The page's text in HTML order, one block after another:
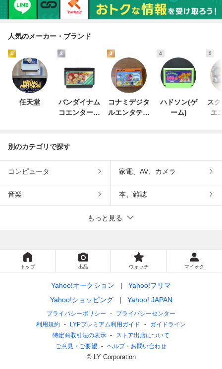
人気のメーカー・ブランド
1
任天堂
2
バンダイナム
コエンターテ
3
コナミデジタ
ルエンタテイ
4
ハドソン(ゲ
ーム)
5
ス
エ
別のカテゴリで探す
コンピュータ 家電、AV、カメラ
音楽 本、雑誌
もっと見る
トップ 出品 ウォッチ マイオク
Yahoo!オークション
Yahoo!フリマ
Yahoo!ショッピング
Yahoo! JAPAN
プライバシーポリシー
プライバシーセンター
利用規約
LYPプレミアム利用ガイド
ガイドライン
特定商取引法の表示
ストア出店について
ご意見・ご要望
ヘルプ・お問い合わせ
© LY Corporation